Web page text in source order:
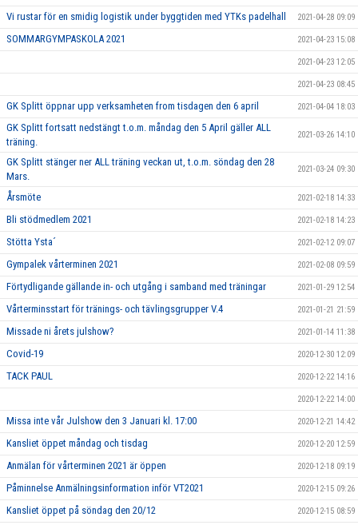
Vi rustar för en smidig logistik under byggtiden med YTKs padelhall 2021-04-28 09:09
SOMMARGYMPASKOLA 2021 2021-04-23 15:08
2021-04-23 12:05
2021-04-23 08:45
GK Splitt öppnar upp verksamheten from tisdagen den 6 april 2021-04-04 18:03
GK Splitt fortsatt nedstängt t.o.m. måndag den 5 April gäller ALL
träning.
2021-03-26 14:10
GK Splitt stänger ner ALL träning veckan ut, t.o.m. söndag den 28
Mars.
2021-03-24 09:30
Årsmöte 2021-02-18 14:33
Bli stödmedlem 2021 2021-02-18 14:23
Stötta Ysta´ 2021-02-12 09:07
Gympalek vårterminen 2021 2021-02-08 09:59
Förtydligande gällande in- och utgång i samband med träningar 2021-01-29 12:54
Vårterminsstart för tränings- och tävlingsgrupper V.4 2021-01-21 21:59
Missade ni årets julshow? 2021-01-14 11:38
Covid-19 2020-12-30 12:09
TACK PAUL 2020-12-22 14:16
2020-12-22 14:00
Missa inte vår Julshow den 3 Januari kl. 17:00 2020-12-21 14:42
Kansliet öppet måndag och tisdag 2020-12-20 12:59
Anmälan för vårterminen 2021 är öppen 2020-12-18 09:19
Påminnelse Anmälningsinformation inför VT2021 2020-12-15 09:26
Kansliet öppet på söndag den 20/12 2020-12-15 08:59